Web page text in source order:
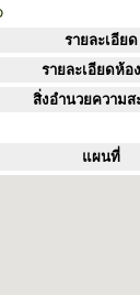
รายละเอียด
รายละเอียดห้อ
สิ่งอำนวยความส
แผนที่